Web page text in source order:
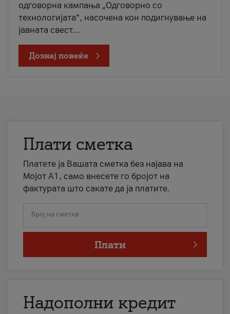
одговорна кампања „Одговорно со
технологијата“, насочена кон подигнување на
јавната свест...
Дознај повеќе
Плати сметка
Платете ја Вашата сметка без најава на
Мојот А1, само внесете го бројот на
фактурата што сакате да ја платите.
Број на сметка
Плати
Надополни кредит